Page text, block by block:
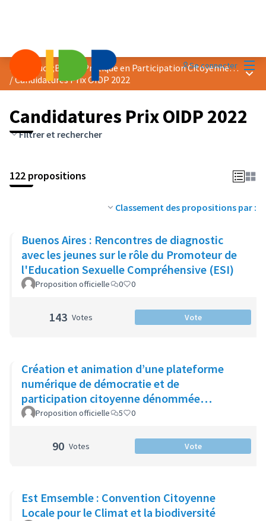
Se connecter
Prix &quot;Bonne Pratique en Participation Citoyenne&quot; 2022
/Candidatures Prix OIDP 2022
Candidatures Prix OIDP 2022
Filtrer et rechercher
122 propositions
Classement des propositions par :
Buenos Aires : Rencontres de diagnostic
avec les jeunes sur le rôle du Promoteur de
l'Education Sexuelle Compréhensive (ESI)
Proposition officielle 0 0
143 Votes Vote
Création et animation d’une plateforme
numérique de démocratie et de
participation citoyenne dénommée
Communes+ au Bénin
Proposition officielle 5 0
90 Votes Vote
Est Emsemble : Convention Citoyenne
Locale pour le Climat et la biodiversité